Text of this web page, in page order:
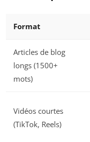
Format
Articles de blog
longs (1500+
mots)
Vidéos courtes
(TikTok, Reels)